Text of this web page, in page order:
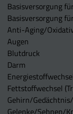
Basisversorgung
Basisversorgung
Anti-Aging/
Augen
Blutdruck
Darm
Fettstoffwechsel
Gehirn/